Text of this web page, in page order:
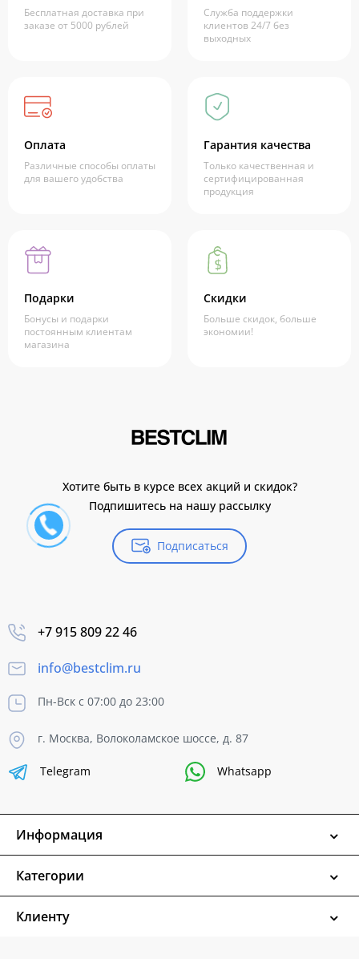
Бесплатная доставка при
заказе от 5000 рублей
Служба поддержки
клиентов 24/7 без
выходных
Оплата
Различные способы оплаты
для вашего удобства
Гарантия качества
Только качественная и
сертифицированная
продукция
Подарки
Бонусы и подарки
постоянным клиентам
магазина
Скидки
Больше скидок, больше
экономии!
Хотите быть в курсе всех акций и скидок?
Подпишитесь на нашу рассылку
Подписаться
+7 915 809 22 46
info@bestclim.ru
Пн-Вск с 07:00 до 23:00
г. Москва, Волоколамское шоссе, д. 87
Telegram Whatsapp
Информация
Категории
Клиенту